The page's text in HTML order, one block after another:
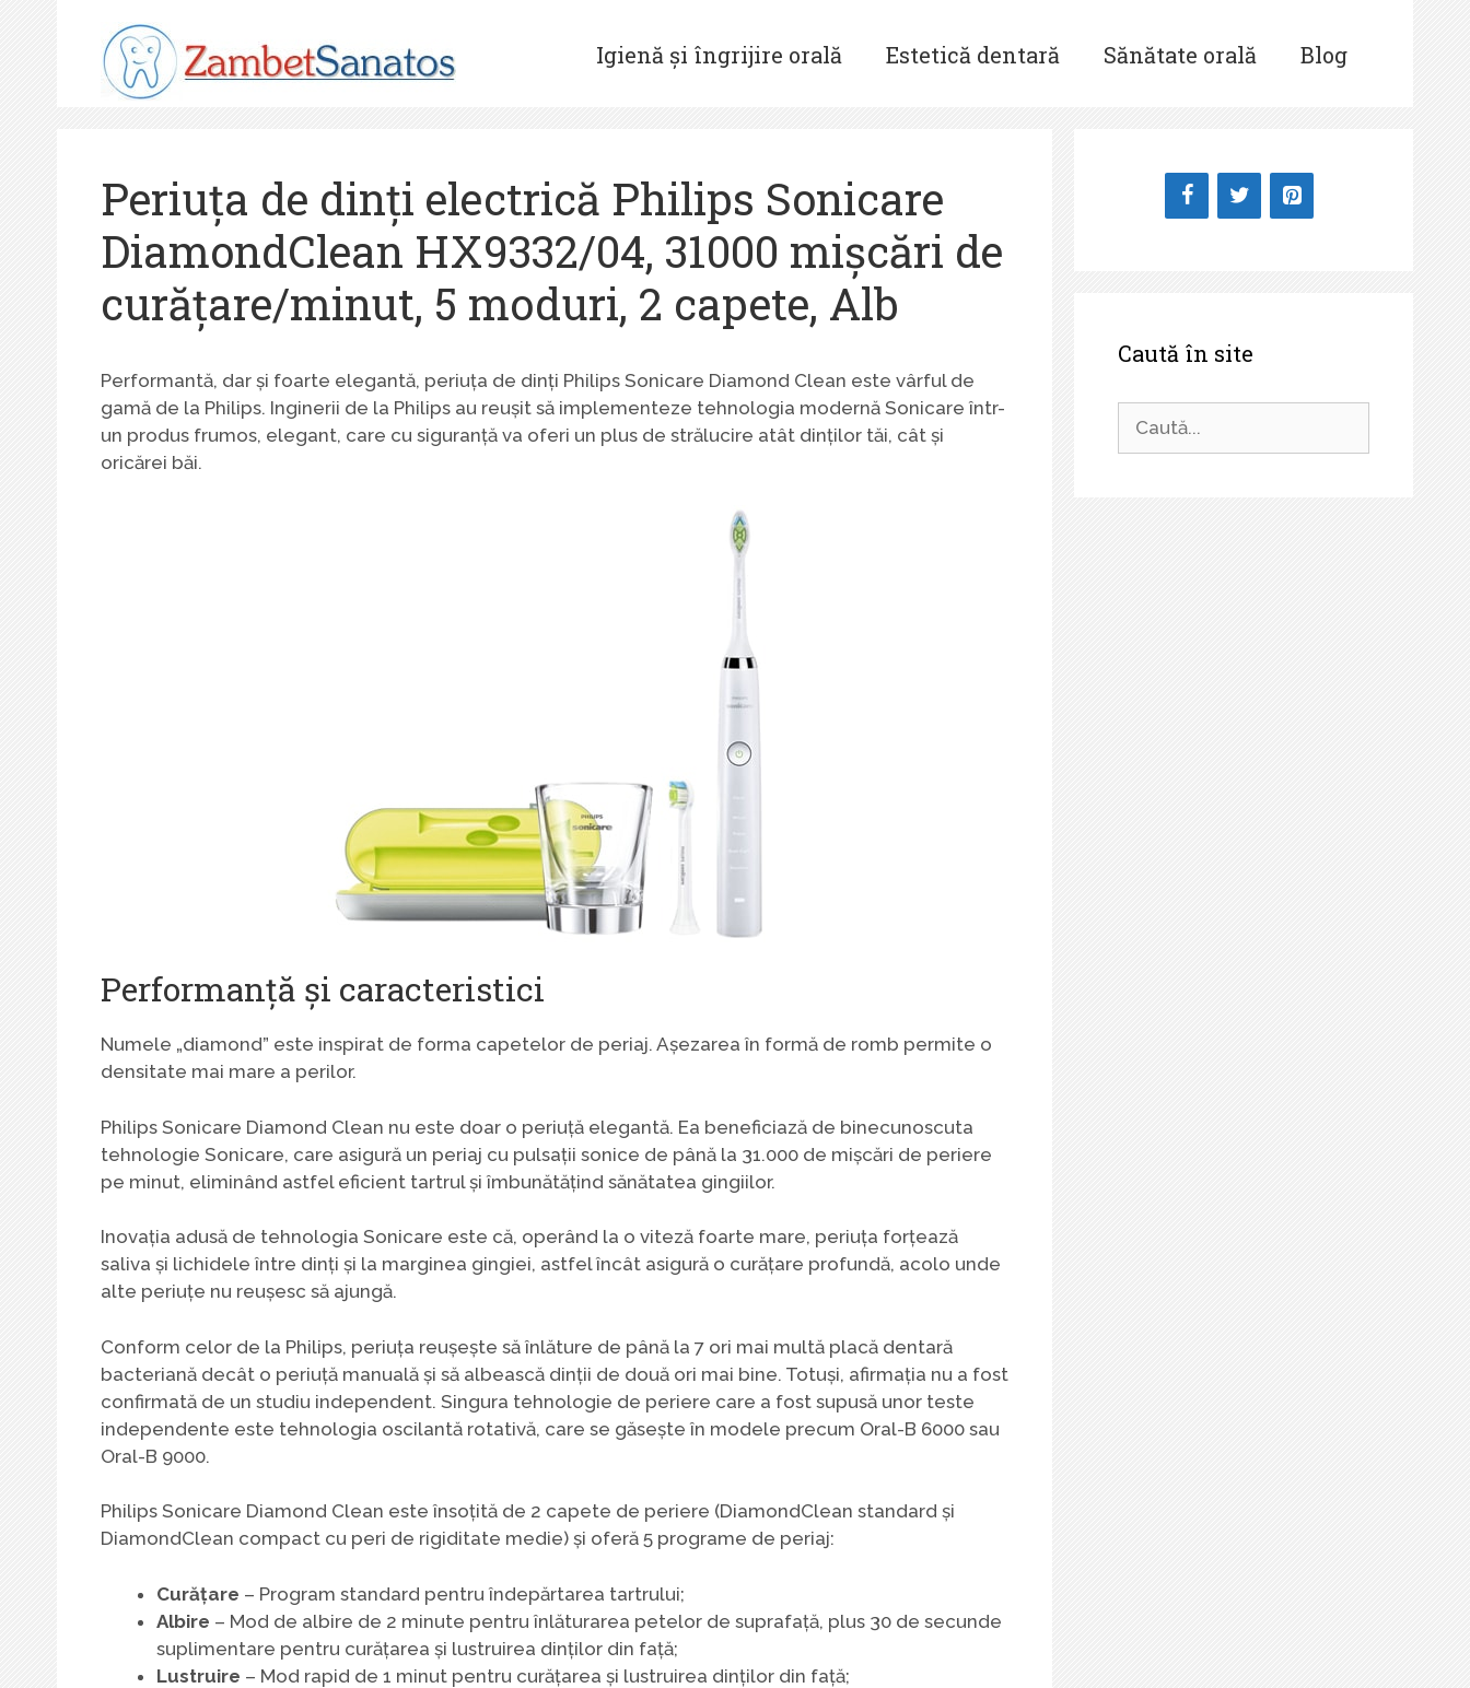
Igienă și îngrijire orală Estetică dentară Sănătate orală Blog
Periuța de dinți electrică Philips Sonicare
DiamondClean HX9332/04, 31000 mișcări de
curățare/minut, 5 moduri, 2 capete, Alb
Performantă, dar și foarte elegantă, periuța de dinți Philips Sonicare Diamond Clean este vârful de
gamă de la Philips. Inginerii de la Philips au reușit să implementeze tehnologia modernă Sonicare într-
un produs frumos, elegant, care cu siguranță va oferi un plus de strălucire atât dinților tăi, cât și
oricărei băi.
Performanță și caracteristici
Numele „diamond” este inspirat de forma capetelor de periaj. Așezarea în formă de romb permite o
densitate mai mare a perilor.
Philips Sonicare Diamond Clean nu este doar o periuță elegantă. Ea beneficiază de binecunoscuta
tehnologie Sonicare, care asigură un periaj cu pulsații sonice de până la 31.000 de mișcări de periere
pe minut, eliminând astfel eficient tartrul și îmbunătățind sănătatea gingiilor.
Inovația adusă de tehnologia Sonicare este că, operând la o viteză foarte mare, periuța forțează
saliva și lichidele între dinți și la marginea gingiei, astfel încât asigură o curățare profundă, acolo unde
alte periuțe nu reușesc să ajungă.
Conform celor de la Philips, periuța reușește să înlăture de până la 7 ori mai multă placă dentară
bacteriană decât o periuță manuală și să albească dinții de două ori mai bine. Totuși, afirmația nu a fost
confirmată de un studiu independent. Singura tehnologie de periere care a fost supusă unor teste
independente este tehnologia oscilantă rotativă, care se găsește în modele precum Oral-B 6000 sau
Oral-B 9000.
Philips Sonicare Diamond Clean este însoțită de 2 capete de periere (DiamondClean standard și
DiamondClean compact cu peri de rigiditate medie) și oferă 5 programe de periaj:
Curățare – Program standard pentru îndepărtarea tartrului;
Albire – Mod de albire de 2 minute pentru înlăturarea petelor de suprafață, plus 30 de secunde
suplimentare pentru curățarea și lustruirea dinților din față;
Lustruire – Mod rapid de 1 minut pentru curățarea și lustruirea dinților din față;
Caută în site